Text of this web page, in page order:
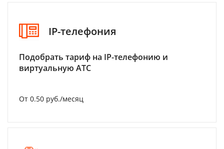
IP-телефония
Подобрать тариф на IP-телефонию и
виртуальную АТС
От 0.50 руб./месяц